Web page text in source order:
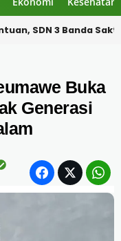
Tim Inti
Buka
Generasi